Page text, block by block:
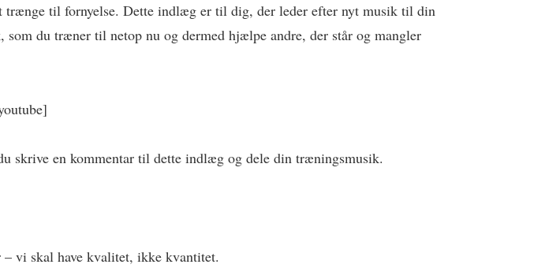
trænge til fornyelse. Dette indlæg er til dig, der leder efter nyt musik til din
du træner til netop nu og dermed hjælpe andre, der står og mangler
skrive en kommentar til dette indlæg og dele din træningsmusik.
vi skal have kvalitet, ikke kvantitet.